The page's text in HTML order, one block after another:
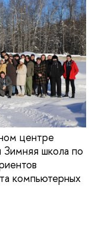
центре
школа по
компьютерных